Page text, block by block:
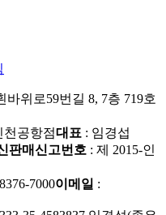
바위로59번길 8, 7층 719호
천공항점대표 : 임경섭
판매신고번호 : 제 2015-인
7000이메일 :